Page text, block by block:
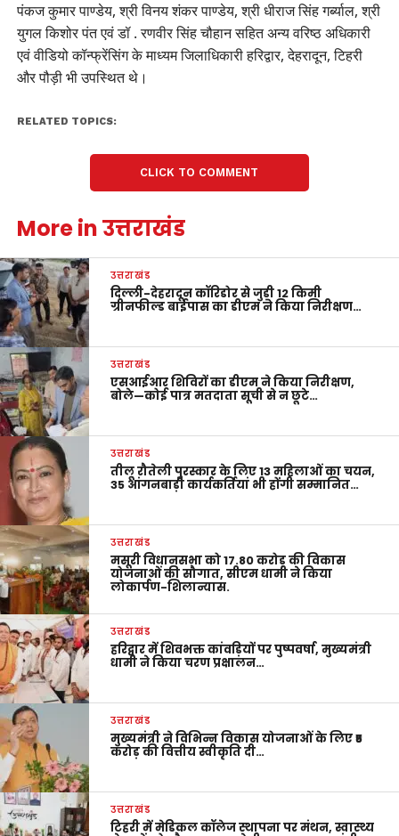
पंकज कुमार पाण्डेय, श्री विनय शंकर पाण्डेय, श्री धीराज सिंह गर्ब्याल, श्री
युगल किशोर पंत एवं डॉ . रणवीर सिंह चौहान सहित अन्य वरिष्ठ अधिकारी
एवं वीडियो कॉन्फ्रेंसिंग के माध्यम जिलाधिकारी हरिद्वार, देहरादून, टिहरी
और पौड़ी भी उपस्थित थे।
RELATED TOPICS:
CLICK TO COMMENT
More in उत्तराखंड
उत्तराखंड
दिल्ली-देहरादून कॉरिडोर से जुड़ी 12 किमी
ग्रीनफील्ड बाईपास का डीएम ने किया निरीक्षण…
उत्तराखंड
एसआईआर शिविरों का डीएम ने किया निरीक्षण,
बोले—कोई पात्र मतदाता सूची से न छूटे…
उत्तराखंड
तीलू रौतेली पुरस्कार के लिए 13 महिलाओं का चयन,
35 आंगनबाड़ी कार्यकर्तियां भी होंगी सम्मानित…
उत्तराखंड
मसूरी विधानसभा को 17.80 करोड़ की विकास
योजनाओं की सौगात, सीएम धामी ने किया
लोकार्पण-शिलान्यास.
उत्तराखंड
हरिद्वार में शिवभक्त कांवड़ियों पर पुष्पवर्षा, मुख्यमंत्री
धामी ने किया चरण प्रक्षालन…
उत्तराखंड
मुख्यमंत्री ने विभिन्न विकास योजनाओं के लिए ₹5
करोड़ की वित्तीय स्वीकृति दी…
उत्तराखंड
टिहरी में मेडिकल कॉलेज स्थापना पर मंथन, स्वास्थ्य